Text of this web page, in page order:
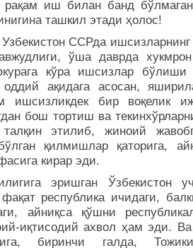
иш билан банд
ташкил этади ҳолос!
ССРда
ўша даврда
кўра ишсизлар бўлиши
ақидага асосан,
ишсизликдек бир воқелик
бош тортиш ва
этилиб, жиноий
қилмишлар қаторига,
кирар эди.
эришган Ўзбекистон
республика ичидаги,
айниқса қўшни
иқтисодий ахвол ҳам эди.
биринчи галда,